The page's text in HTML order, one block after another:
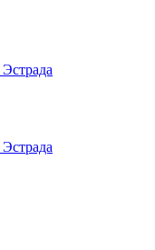
Эстрада
Эстрада